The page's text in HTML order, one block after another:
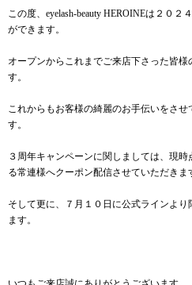
この度、eyelash-beauty HEROINEは２０
ができます。
オープンからこれまでご来店下さった皆
す。
これからもお客様の綺麗のお手伝いをさ
す。
３周年キャンペーンに関しましては、現
る常連様へクーポン配信させていただきま
そして更に、７月１０日に公式ラインよ
ます。